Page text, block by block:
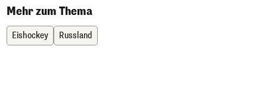
Mehr zum Thema
Eishockey Russland